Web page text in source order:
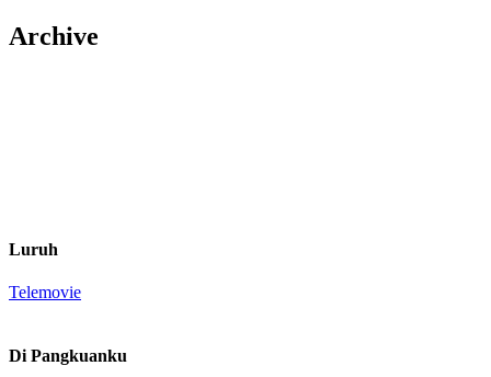
Archive
Luruh
Telemovie
Di Pangkuanku